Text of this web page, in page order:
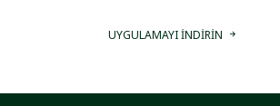
UYGULAMAYI İNDİRİN